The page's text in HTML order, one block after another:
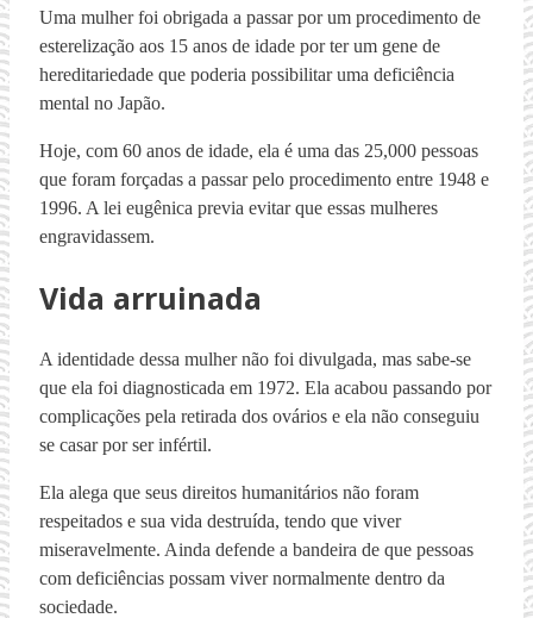
Uma mulher foi obrigada a passar por um procedimento de
esterelização aos 15 anos de idade por ter um gene de
hereditariedade que poderia possibilitar uma deficiência
mental no Japão.
Hoje, com 60 anos de idade, ela é uma das 25,000 pessoas
que foram forçadas a passar pelo procedimento entre 1948 e
1996. A lei eugênica previa evitar que essas mulheres
engravidassem.
Vida arruinada
A identidade dessa mulher não foi divulgada, mas sabe-se
que ela foi diagnosticada em 1972. Ela acabou passando por
complicações pela retirada dos ovários e ela não conseguiu
se casar por ser infértil.
Ela alega que seus direitos humanitários não foram
respeitados e sua vida destruída, tendo que viver
miseravelmente. Ainda defende a bandeira de que pessoas
com deficiências possam viver normalmente dentro da
sociedade.